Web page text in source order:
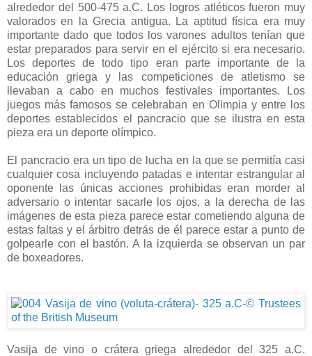
alrededor del 500-475 a.C. Los logros atléticos fueron muy
valorados en la Grecia antigua. La aptitud física era muy
importante dado que todos los varones adultos tenían que
estar preparados para servir en el ejército si era necesario.
Los deportes de todo tipo eran parte importante de la
educación griega y las competiciones de atletismo se
llevaban a cabo en muchos festivales importantes. Los
juegos más famosos se celebraban en Olimpia y entre los
deportes establecidos el pancracio que se ilustra en esta
pieza era un deporte olímpico.
El pancracio era un tipo de lucha en la que se permitía casi
cualquier cosa incluyendo patadas e intentar estrangular al
oponente las únicas acciones prohibidas eran morder al
adversario o intentar sacarle los ojos, a la derecha de las
imágenes de esta pieza parece estar cometiendo alguna de
estas faltas y el árbitro detrás de él parece estar a punto de
golpearle con el bastón. A la izquierda se observan un par
de boxeadores.
Vasija de vino o crátera griega alrededor del 325 a.C.